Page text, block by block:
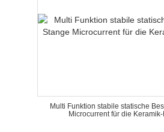
Multi Funktion stabile statische
Microcurrent für die